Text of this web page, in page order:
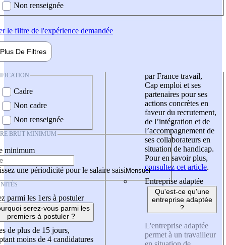
Non renseignée
le filtre de l'expérience demandée
Plus De Filtres
Cadre
Non cadre
Non renseignée
BRUT MINIMUM
minimum
une périodicité pour le salaire saisi
parmi les 1ers à postuler
serez-vous parmi les
premiers à postuler ?
de plus de 15 jours,
moins de 4 candidatures
par France travail,
Cap emploi et ses
partenaires pour ses
actions concrètes en
faveur du recrutement,
de l’intégration et de
l’accompagnement de
ses collaborateurs en
situation de handicap.
Pour en savoir plus,
consultez cet article.
Entreprise adaptée
Qu'est-ce qu'une
entreprise adaptée
?
L'entreprise adaptée
permet à un travailleur